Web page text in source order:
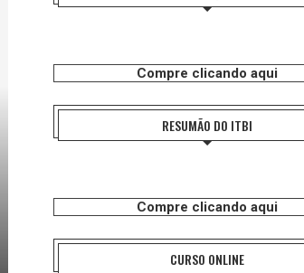
Compre clicando aqui
RESUMÃO DO ITBI
Compre clicando aqui
CURSO ONLINE